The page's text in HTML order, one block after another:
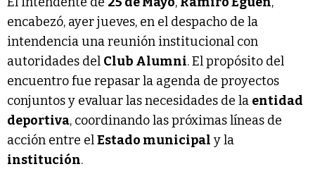
encabezó, ayer jueves, en el despacho de la
intendencia una reunión institucional con
autoridades del Club Alumni. El propósito del
encuentro fue repasar la agenda de proyectos
conjuntos y evaluar las necesidades de la entidad
deportiva, coordinando las próximas líneas de
acción entre elEstado municipal y la
institución.